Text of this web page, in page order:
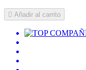
 Añadir al carrito